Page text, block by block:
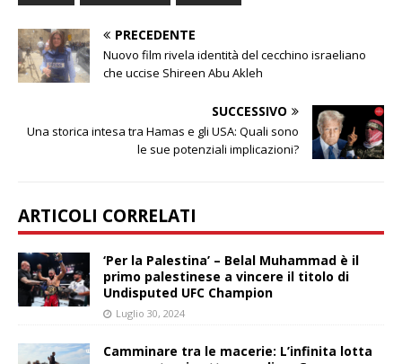
PRECEDENTE
Nuovo film rivela identità del cecchino israeliano
che uccise Shireen Abu Akleh
SUCCESSIVO
Una storica intesa tra Hamas e gli USA: Quali sono
le sue potenziali implicazioni?
ARTICOLI CORRELATI
‘Per la Palestina’ – Belal Muhammad è il
primo palestinese a vincere il titolo di
Undisputed UFC Champion
Luglio 30, 2024
Camminare tra le macerie: L’infinita lotta